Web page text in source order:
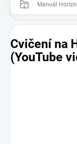
Manuál
Cvičení na
(YouTube